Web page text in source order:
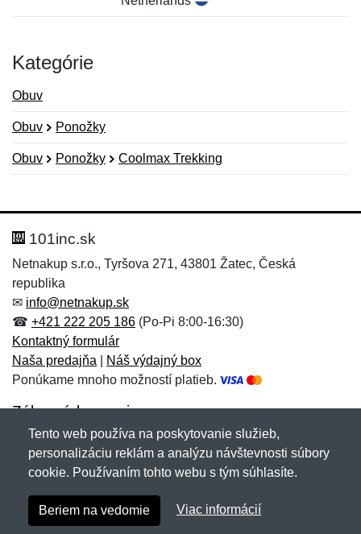
Kategórie
Obuv
Obuv Ponožky
Obuv Ponožky Coolmax Trekking
Hodnotenie:
Meno:*
E-mail:
Správa*
Meno:
E-mail:*
Správa*
101inc.sk
Netnakup s.r.o., Tyršova 271, 43801 Žatec, Česká
republika
✉ info@netnakup.sk
☎ +421 222 205 186 (Po-Pi 8:00-16:30)
Kontaktný formulár
Naša predajňa
Náš výdajný box
Ponúkame mnoho možností platieb.
Zákaznícky servis
Novinky emailom
Copyright © 2007-2026 (19 rokov s vami)Netnakup.sk
NetIQ. Všetky práva vyhradené.
Tento web používa na poskytovanie služieb,
personalizáciu reklám a analýzu návštevnosti súbory
cookie. Používaním tohto webu s tým súhlasíte.
Beriem na vedomie Viac informácií